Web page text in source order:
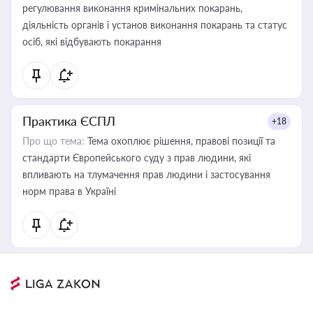
регулювання виконання кримінальних покарань,
діяльність органів і установ виконання покарань та статус
осіб, які відбувають покарання
Практика ЄСПЛ +18
Про що тема: Тема охоплює рішення, правові позиції та
стандарти Європейського суду з прав людини, які
впливають на тлумачення прав людини і застосування
норм права в Україні